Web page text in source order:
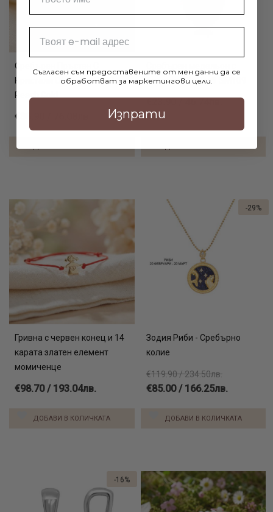
Сребърен Пръстен С
Кристали От Sw® SP727
Peach Gold
€38.90 / 76.08лв.
кристали От Sw® SM109
Гривна с червен конец и 14
карата златен елемент
момиченце
€98.70 / 193.04лв.
ДОБАВИ В КОЛИЧКАТА
Зодия Риби - Сребърно
колие
€119.90 / 234.50лв.
€85.00 / 166.25лв.
ДОБАВИ В КОЛИЧКАТА
-29%
-16%
Съгласен съм предоставените от мен данни да се
обработват за маркетингови цели.
Изпрати